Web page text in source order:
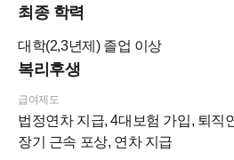
최종 학력
대학(2,3년제)졸업 이상
복리후생
급여제도
법정연차 지급, 4대보험 가입, 퇴직
장기 근속 포상, 연차 지급